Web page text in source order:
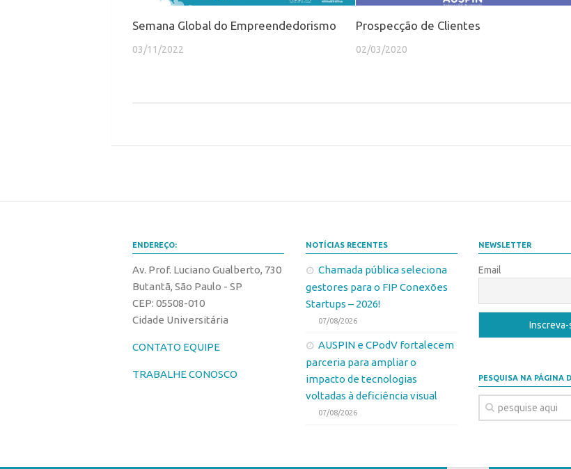
Semana Global do Empreendedorismo
03/11/2022
Prospecção de Clientes
02/03/2020
ENDEREÇO:
Av. Prof. Luciano Gualberto, 730
Butantã, São Paulo - SP
CEP: 05508-010
Cidade Universitária
CONTATO EQUIPE
TRABALHE CONOSCO
NOTÍCIAS RECENTES
Chamada pública seleciona
gestores para o FIP Conexões
Startups – 2026!
07/08/2026
AUSPIN e CPodV fortalecem
parceria para ampliar o
impacto de tecnologias
voltadas à deficiência visual
07/08/2026
NEWSLETTER
Email
PESQUISA NA PÁGINA